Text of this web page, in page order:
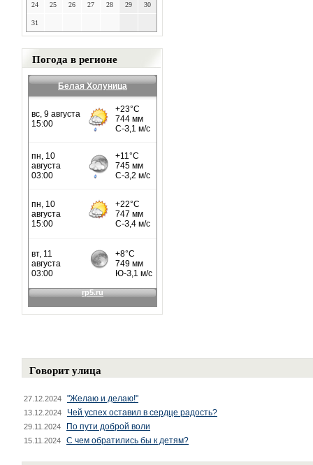
24 25 26 27 28 29 30
31
Погода в регионе
Белая Холуница
Говорит улица
27.12.2024 "Желаю и делаю!"
13.12.2024 Чей успех оставил в сердце радость?
29.11.2024 По пути доброй воли
15.11.2024 С чем обратились бы к детям?